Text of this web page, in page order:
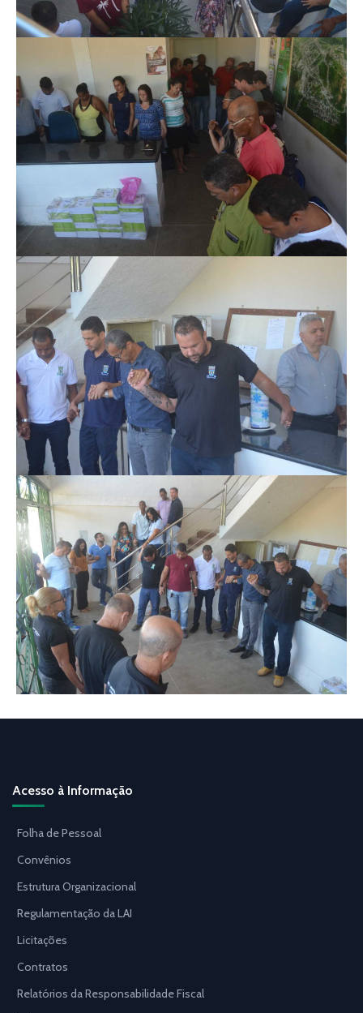
Acesso à Informação
Folha de Pessoal
Convênios
Estrutura Organizacional
Regulamentação da LAI
Licitações
Contratos
Relatórios da Responsabilidade Fiscal